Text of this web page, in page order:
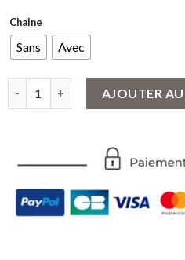
Chaine
Sans Avec
AJOUTER AU